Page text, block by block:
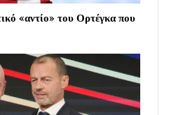
«αντίο» του Ορτέγκα που